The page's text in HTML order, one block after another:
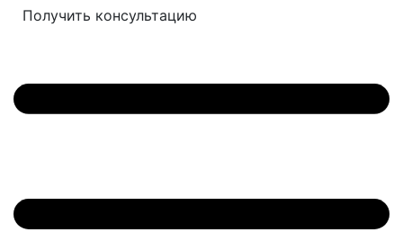
Получить консультацию